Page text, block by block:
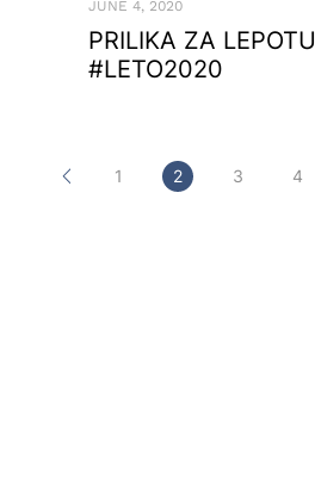
JUNE 4, 2020
PRILIKA ZA LEPOTU
#LETO2020
1 2 3 4